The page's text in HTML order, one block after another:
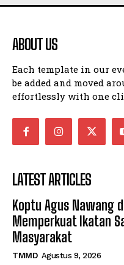
ABOUT US
Each template in our
be added and moved
effortlessly with one
LATEST ARTICLES
Koptu Agus Nawang
Memperkuat Ikatan
Masyarakat
TMMD Agustus 9, 2026